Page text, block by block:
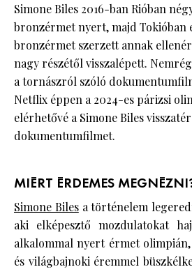
Simone Biles 2016-ban Rióban
bronzérmet nyert, majd Tokióban
bronzérmet szerzett annak
nagy részétől visszalépett.
a tornászról szóló
Netflix éppen a 2024-es párizsi
elérhetővé a Simone Biles
dokumentumfilmet.
MIÉRT ÉRDEMES
Simone Bilesa történelem
aki elképesztő mozdulatokat
alkalommal nyert érmet olimpián,
és világbajnoki éremmel